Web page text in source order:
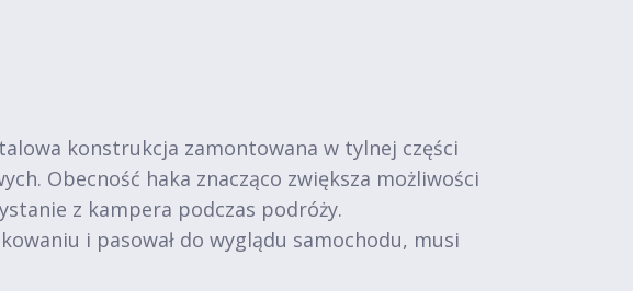
konstrukcja zamontowana w tylnej części
Obecność haka znacząco zwiększa możliwości
z kampera podczas podróży.
i pasował do wyglądu samochodu, musi